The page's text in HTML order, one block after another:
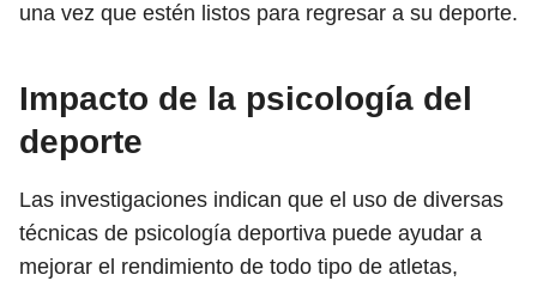
una vez que estén listos para regresar a su deporte.
Impacto de la psicología del
deporte
Las investigaciones indican que el uso de diversas
técnicas de psicología deportiva puede ayudar a
mejorar el rendimiento de todo tipo de atletas,